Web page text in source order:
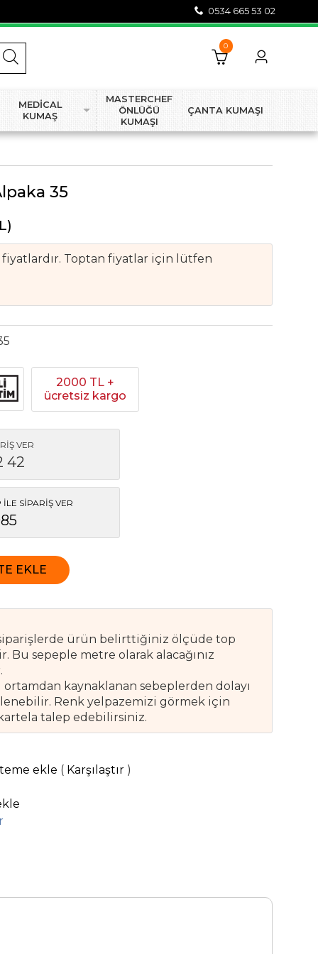
0534 665 53 02
0
MEDİCAL
KUMAŞ
MASTERCHEF
ÖNLÜĞÜ
KUMAŞI
ÇANTA KUMAŞI
35
fiyatlardır. Toptan fiyatlar için lütfen
2000 TL +
ücretsiz kargo
VER
42
SİPARİŞ VER
EKLE
ürün belirttiğiniz ölçüde top
Bu sepeple metre olarak alacağınız
kaynaklanan sebeplerden dolayı
Renk yelpazemizi görmek için
talep edebilirsiniz.
ekle ( Karşılaştır )